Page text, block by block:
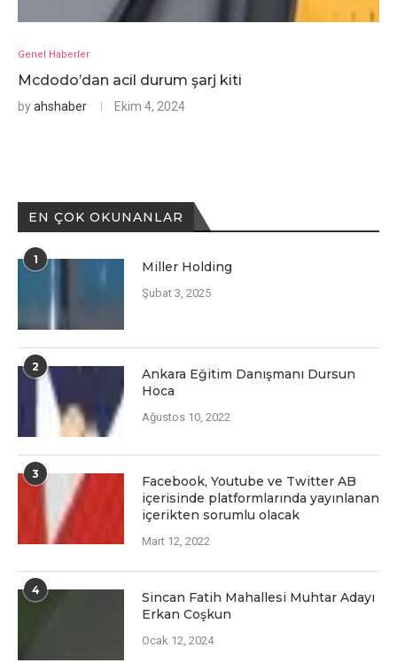
Genel Haberler
Mcdodo’dan acil durum şarj kiti
byahshaber Ekim 4, 2024
EN ÇOK OKUNANLAR
1 Miller Holding
Şubat 3, 2025
2
Ankara Eğitim Danışmanı Dursun
Hoca
Ağustos 10, 2022
3
Facеbook, Youtubе vе Twittеr AB
içеrisindе platformlarında yayınlanan
içеriktеn sorumlu olacak
Mart 12, 2022
4
Sincan Fatih Mahallesi Muhtar Adayı
Erkan Coşkun
Ocak 12, 2024